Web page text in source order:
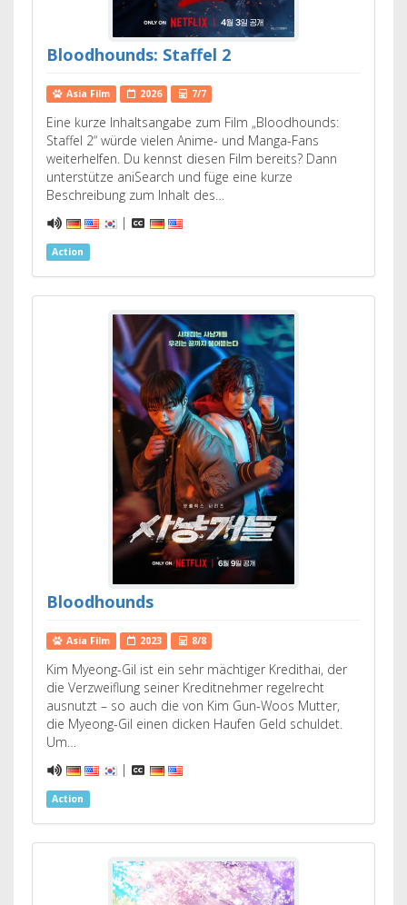
Bloodhounds: Staffel 2
Asia Film 2026 7/7
Eine kurze Inhaltsangabe zum Film „Bloodhounds:
Staffel 2“ würde vielen Anime- und Manga-Fans
weiterhelfen. Du kennst diesen Film bereits? Dann
unterstütze aniSearch und füge eine kurze
Beschreibung zum Inhalt des…
|
Action
Bloodhounds
Asia Film 2023 8/8
Kim Myeong-Gil ist ein sehr mächtiger Kredithai, der
die Verzweiflung seiner Kreditnehmer regelrecht
ausnutzt – so auch die von Kim Gun-Woos Mutter,
die Myeong-Gil einen dicken Haufen Geld schuldet.
Um…
|
Action